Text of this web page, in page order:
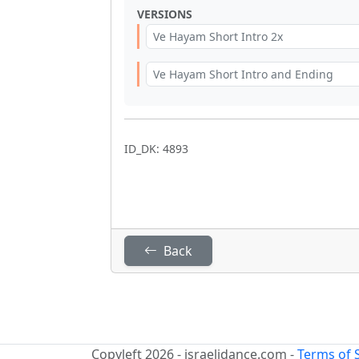
VERSIONS
Ve Hayam Short Intro 2x
Ve Hayam Short Intro and Ending
ID_DK: 4893
Back
Copyleft 2026 - israelidance.com -Terms of